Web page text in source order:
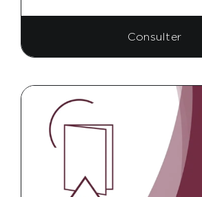
Consulter